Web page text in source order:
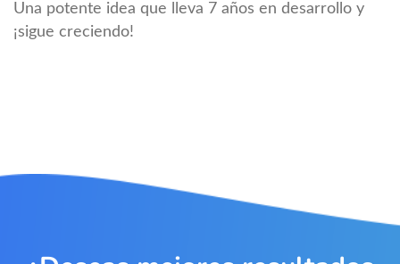
Una potente idea que lleva 7 años en desarrollo y
¡sigue creciendo!